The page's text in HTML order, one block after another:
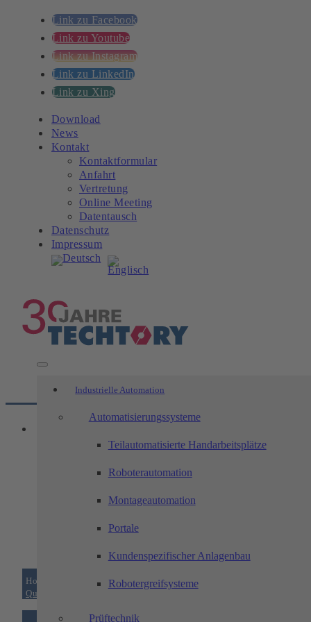
Link zu Facebook
Link zu Youtube
Link zu Instagram
Link zu LinkedIn
Link zu Xing
Download
News
Kontakt
Kontaktformular
Anfahrt
Vertretung
Online Meeting
Datentausch
Datenschutz
Impressum
Industrielle Automation
Automatisierungssysteme
Teilautomatisierte Handarbeitsplätze
Roboterautomation
Montageautomation
Portale
Kundenspezifischer Anlagenbau
Robotergreifsysteme
Prüftechnik
Home Zerspanungstechnik / Qualität
Qualitätsmanagement